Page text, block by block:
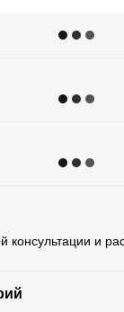
консультации и